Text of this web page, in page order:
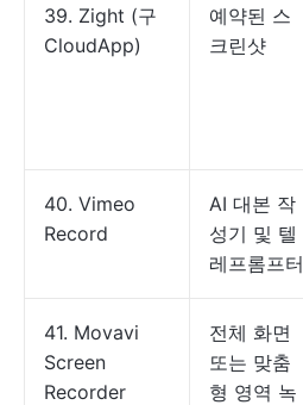
39. Zight (구
CloudApp)
예약된 스
크린샷
40. Vimeo
Record
AI 대본 작
성기 및 텔
레프롬프터
41. Movavi
Screen
Recorder
전체 화면
또는 맞춤
형 영역 녹